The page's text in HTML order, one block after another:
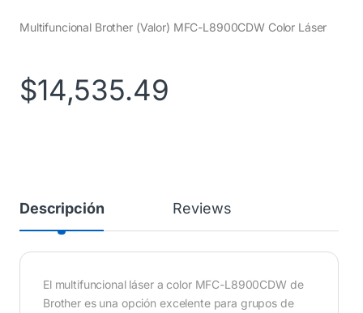
Multifuncional Brother (Valor) MFC-L8900CDW Color Láser
$14,535.49
Descripción Reviews
El multifuncional láser a color MFC-L8900CDW de
Brother es una opción excelente para grupos de